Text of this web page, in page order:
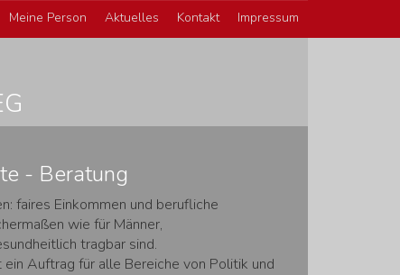
Meine Person Aktuelles Kontakt Impressum
- Beratung
faires Einkommen und berufliche
wie für Männer,
tragbar sind.
Auftrag für alle Bereiche von Politik und